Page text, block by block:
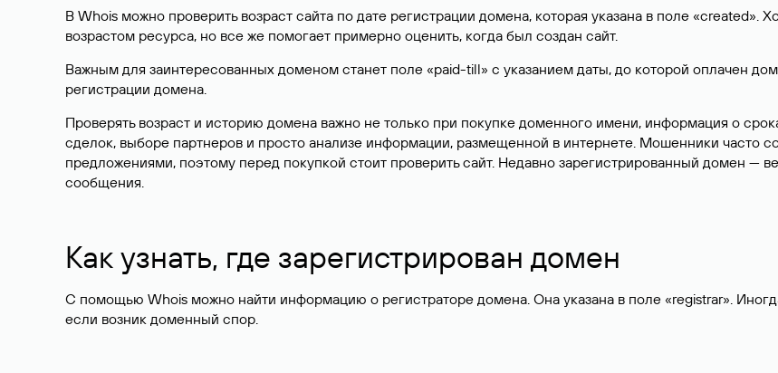
В Whois можно проверить возраст сайта по дате регистрации домена, которая указана в поле «created».
возрастом ресурса, но все же помогает примерно оценить, когда был создан сайт.
Важным для заинтересованных доменом станет поле «paid-till» с указанием даты, до которой оплачен
регистрации домена.
Проверять возраст и историю домена важно не только при покупке доменного имени, информация о
сделок, выборе партнеров и просто анализе информации, размещенной в интернете. Мошенники часто
предложениями, поэтому перед покупкой стоит проверить сайт. Недавно зарегистрированный домен —
сообщения.
Как узнать, где зарегистрирован домен
С помощью Whois можно найти информацию о регистраторе домена. Она указана в поле «registrar».
если возник доменный спор.